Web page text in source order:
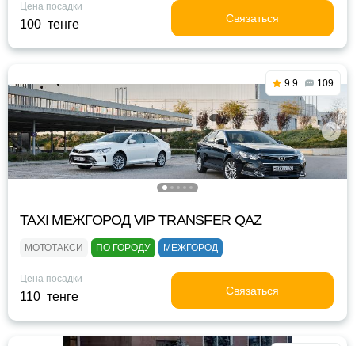
Цена посадки
100 тенге Связаться
9.9 109
TAXI МЕЖГОРОД VIP TRANSFER QАZ
МОТОТАКСИ ПО ГОРОДУ МЕЖГОРОД
Цена посадки
110 тенге Связаться